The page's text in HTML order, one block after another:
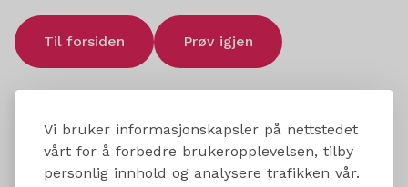
Vi bruker informasjonskapsler på nettstedet
vårt for å forbedre brukeropplevelsen, tilby
personlig innhold og analysere trafikken vår.
Til forsiden Prøv igjen